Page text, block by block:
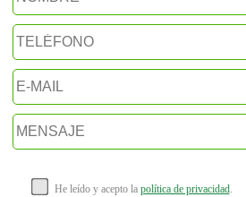
He leído y acepto la política de privacidad.